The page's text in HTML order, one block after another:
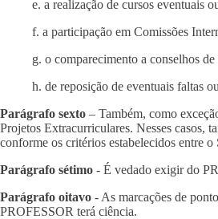
e. a realização de cursos eventuais
f. a participação em Comissões
g. o comparecimento a conselhos
h. de reposição de eventuais faltas
Parágrafo sexto – Também, como
Projetos Extracurriculares. Nesses casos,
conforme os critérios estabelecidos entre
Parágrafo sétimo - É vedado exigir do
Parágrafo oitavo - As marcações de
PROFESSOR terá ciência.